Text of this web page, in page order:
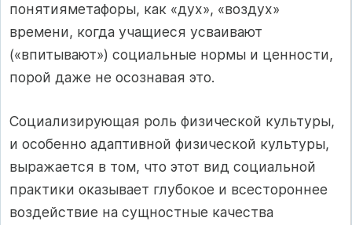
понятияметафоры, как «дух», «воздух»
времени, когда учащиеся усваивают
(«впитывают») социальные нормы и ценности,
порой даже не осознавая это.
Социализирующая роль физической культуры,
и особенно адаптивной физической культуры,
выражается в том, что этот вид социальной
практики оказывает глубокое и всестороннее
воздействие на сущностные качества